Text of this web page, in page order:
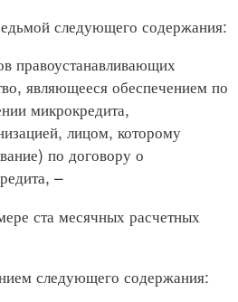
следующего содержания:
правоустанавливающих
являющееся обеспечением по
микрокредита,
лицом, которому
по договору о
–
ста месячных расчетных
следующего содержания: